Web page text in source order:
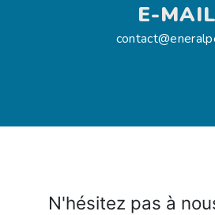
E-MAIL
N'hésitez pas à